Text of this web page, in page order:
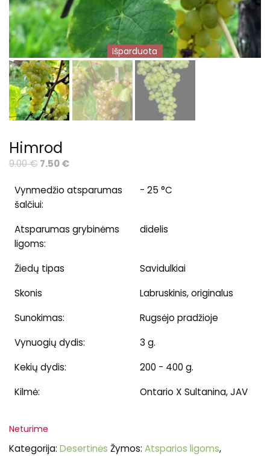
Išparduota
Himrod
9.00€ Original
was:
9.00 €.
7.50€Current
is:
Vynmedžio atsparumas
šalčiui:
- 25 °C
Atsparumas grybinėms
ligoms:
didelis
Žiedų tipas
Savidulkiai
Skonis
Labruskinis, originalus
Sunokimas:
Rugsėjo pradžioje
Vynuogių dydis:
3 g.
Kekių dydis:
200 - 400 g.
Kilmė:
Ontario X Sultanina, JAV
Neturime
Kategorija:Desertinės Žymos:Atsparios ligoms,